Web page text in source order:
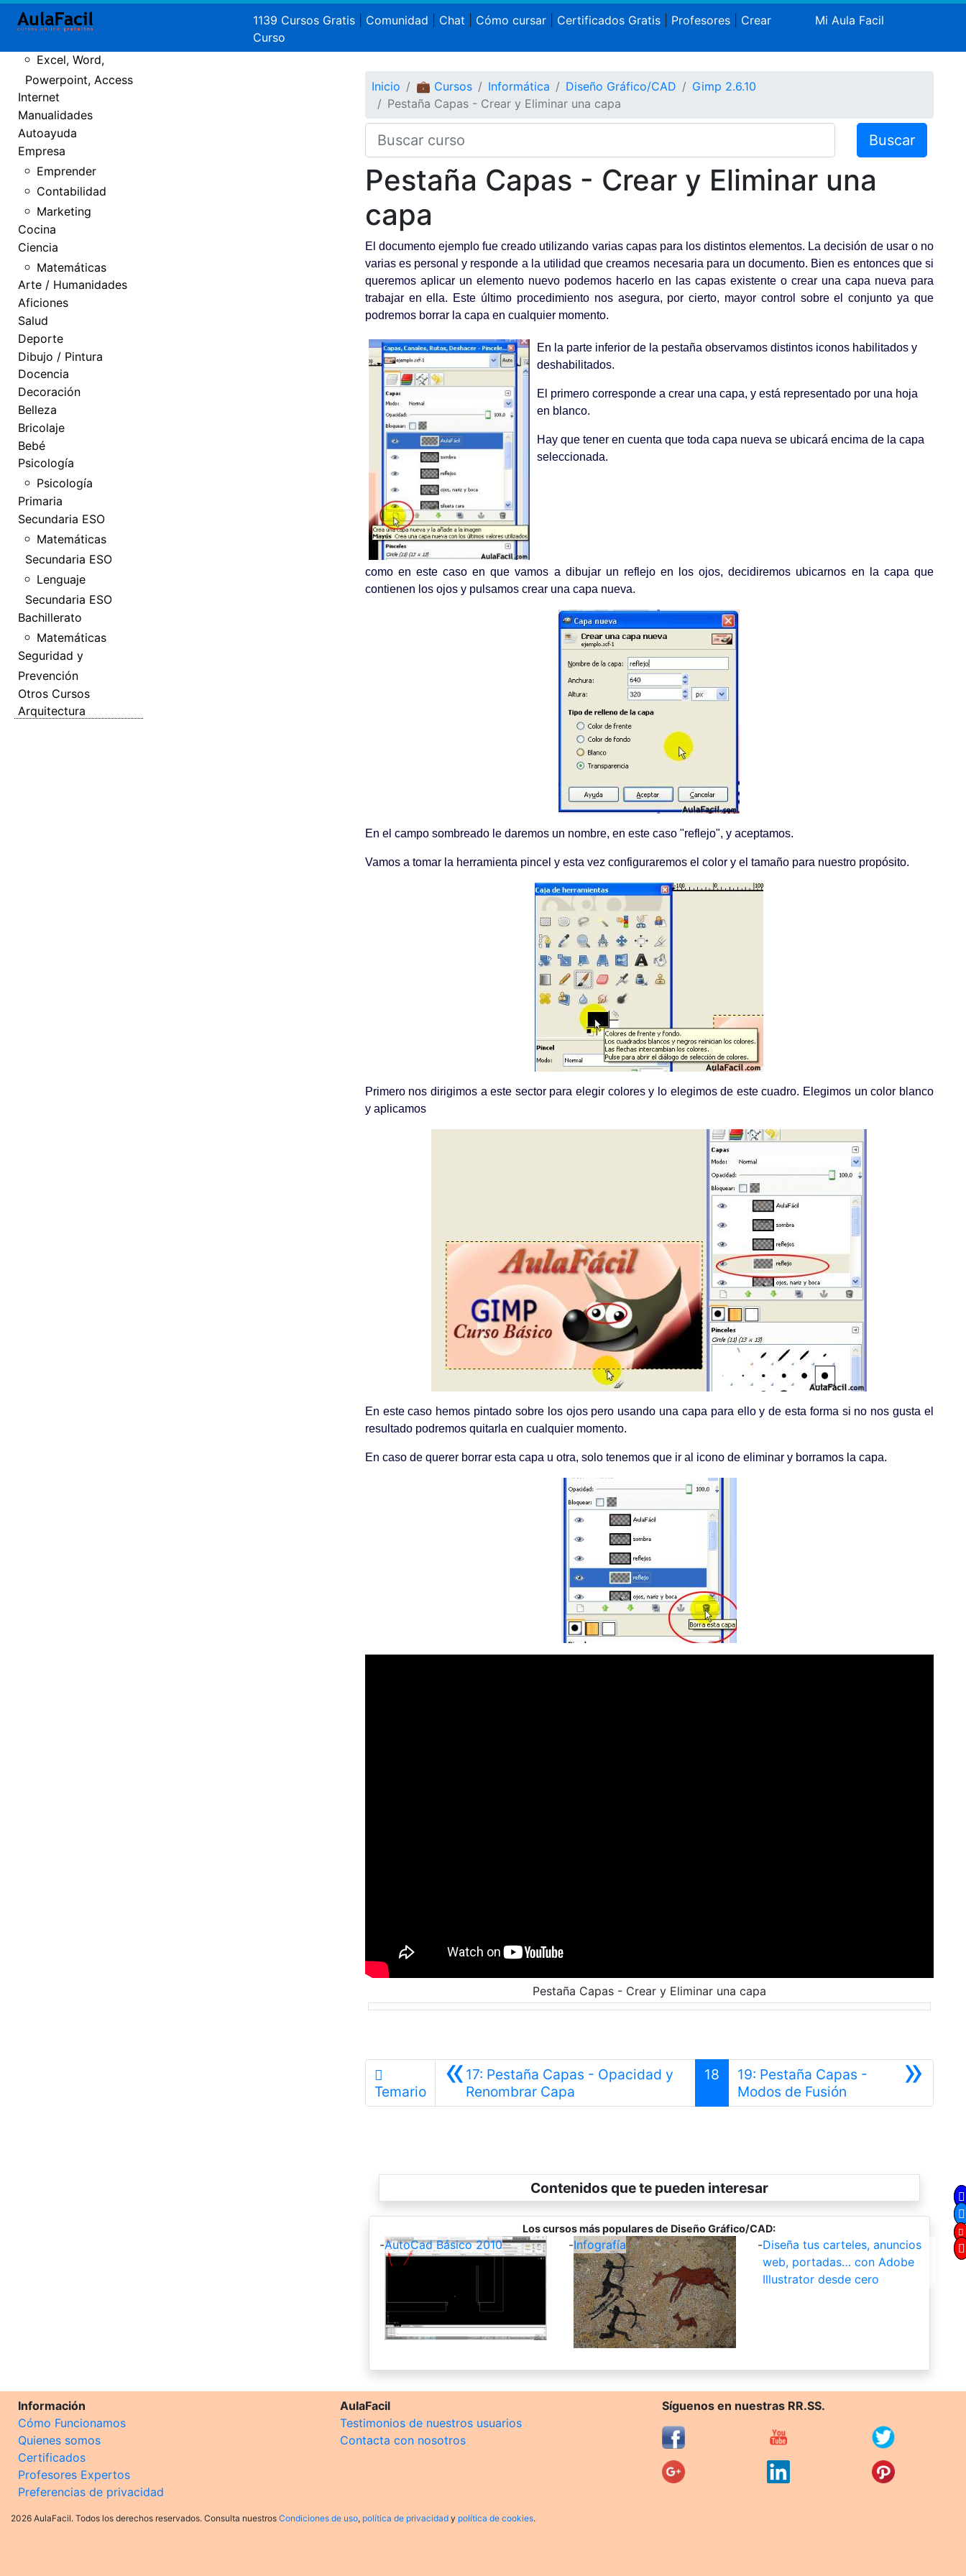
1139 Cursos Gratis Comunidad Chat Cómo cursar| Certificados Gratis| Profesores| Crear
Curso
Mi Aula Facil
Crear Páginas
Excel, Word,
Powerpoint, Access
Internet
Manualidades
Autoayuda
Empresa
Emprender
Contabilidad
Marketing
Cocina
Ciencia
Matemáticas
Arte / Humanidades
Aficiones
Salud
Deporte
Dibujo / Pintura
Docencia
Decoración
Belleza
Bricolaje
Bebé
Psicología
Psicología
Primaria
Secundaria ESO
Matemáticas
Secundaria ESO
Lenguaje
Secundaria ESO
Bachillerato
Matemáticas
Seguridad y
Prevención
Otros Cursos
Arquitectura
Inicio 💼 Cursos Informática Diseño Gráfico/CAD
Gimp 2.6.10
Pestaña Capas - Crear y Eliminar una capa
Buscar
Pestaña Capas - Crear y Eliminar una
capa
El documento ejemplo fue creado utilizando varias capas para los distintos elementos. La decisión de usar o no
varias es personal y responde a la utilidad que creamos necesaria para un documento. Bien es entonces que si
queremos aplicar un elemento nuevo podemos hacerlo en las capas existente o crear una capa nueva para
trabajar en ella. Este último procedimiento nos asegura, por cierto, mayor control sobre el conjunto ya que
podremos borrar la capa en cualquier momento.
En la parte inferior de la pestaña observamos distintos iconos habilitados y
deshabilitados.
El primero corresponde a crear una capa, y está representado por una hoja
en blanco.
Hay que tener en cuenta que toda capa nueva se ubicará encima de la capa
seleccionada.
como en este caso en que vamos a dibujar un reflejo en los ojos, decidiremos ubicarnos en la capa que
contienen los ojos y pulsamos crear una capa nueva.
En el campo sombreado le daremos un nombre, en este caso "reflejo", y aceptamos.
Vamos a tomar la herramienta pincel y esta vez configuraremos el color y el tamaño para nuestro propósito.
Primero nos dirigimos a este sector para elegir colores y lo elegimos de este cuadro. Elegimos un color blanco
y aplicamos
En este caso hemos pintado sobre los ojos pero usando una capa para ello y de esta forma si no nos gusta el
resultado podremos quitarla en cualquier momento.
En caso de querer borrar esta capa u otra, solo tenemos que ir al icono de eliminar y borramos la capa.
Pestaña Capas - Crear y Eliminar una capa
Temario «17: Pestaña Capas - Opacidad y
Renombrar CapaAnterior
18 »
19: Pestaña Capas -
Modos de Fusión
Contenidos que te pueden interesar
Los cursos más populares de Diseño Gráfico/CAD:
-AutoCad Básico 2010 -Infografía -Diseña tus carteles, anuncios
web, portadas… con Adobe
Illustrator desde cero
Información
Cómo Funcionamos
Quienes somos
Certificados
Profesores Expertos
Preferencias de privacidad
AulaFacil
Testimonios de nuestros usuarios
Contacta con nosotros
Síguenos en nuestras RR.SS.
2026 AulaFacil. Todos los derechos reservados. Consulta nuestros Condiciones de uso, política de privacidad y política de cookies.